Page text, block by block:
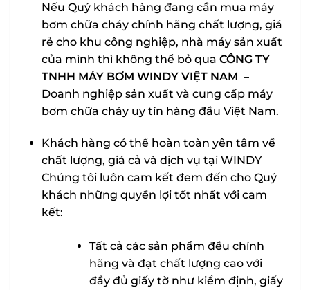
Nếu Quý khách hàng đang cần mua máy
bơm chữa cháy chính hãng chất lượng, giá
rẻ cho khu công nghiệp, nhà máy sản xuất
của mình thì không thể bỏ qua CÔNG TY
TNHH MÁY BƠM WINDY VIỆT NAM –
Doanh nghiệp sản xuất và cung cấp máy
bơm chữa cháy uy tín hàng đầu Việt Nam.
Khách hàng có thể hoàn toàn yên tâm về
chất lượng, giá cả và dịch vụ tại WINDY
Chúng tôi luôn cam kết đem đến cho Quý
khách những quyền lợi tốt nhất với cam
kết:
Tất cả các sản phẩm đều chính
hãng và đạt chất lượng cao với
đầy đủ giấy tờ như kiểm định, giấy